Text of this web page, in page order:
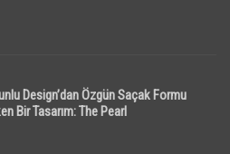
Design’dan Özgün Saçak Formu
Bir Tasarım: The Pearl